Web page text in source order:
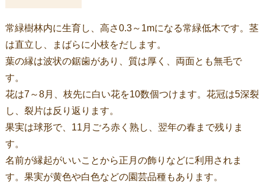
常緑樹林内に生育し、高さ0.3～1mになる常緑低木です。茎
は直立し、まばらに小枝をだします。
葉の縁は波状の鋸歯があり、質は厚く、両面とも無毛で
す。
花は7～8月、枝先に白い花を10数個つけます。花冠は5深裂
し、裂片は反り返ります。
果実は球形で、11月ごろ赤く熟し、翌年の春まで残りま
す。
名前が縁起がいいことから正月の飾りなどに利用されま
す。果実が黄色や白色などの園芸品種もあります。